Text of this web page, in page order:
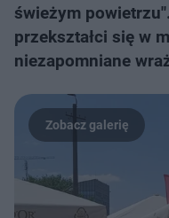
świeżym
przekształci się w
niezapomniane